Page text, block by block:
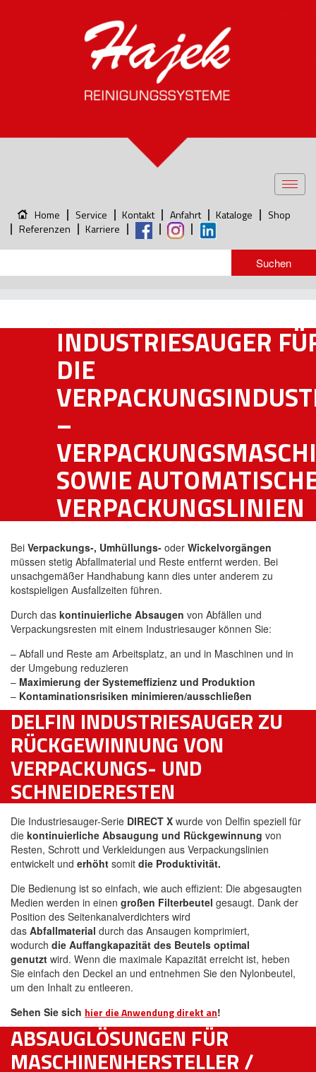
Home Service Kontakt Anfahrt Kataloge
Shop
Referenzen
Karriere
INDUSTRIESAUGER
DIE
–
SOWIE
VERPACKUNGSLINIEN
Bei Verpackungs-, Umhüllungs- oder Wickelvorgängen
müssen stetig Abfallmaterial und Reste entfernt werden. Bei
unsachgemäßer Handhabung kann dies unter anderem zu
kostspieligen Ausfallzeiten führen.
Durch das kontinuierliche Absaugen von Abfällen und
Verpackungsresten mit einem Industriesauger können Sie:
– Abfall und Reste am Arbeitsplatz, an und in Maschinen und in
der Umgebung reduzieren
– Maximierung der Systemeffizienz und Produktion
– Kontaminationsrisiken minimieren/ausschließen
DELFIN INDUSTRIESAUGER ZU
RÜCKGEWINNUNG VON
VERPACKUNGS- UND
SCHNEIDERESTEN
Die Industriesauger-Serie DIRECT X wurde von Delfin speziell für
die kontinuierliche Absaugung und Rückgewinnung von
Resten, Schrott und Verkleidungen aus Verpackungslinien
entwickelt und erhöht somit die Produktivität.
Die Bedienung ist so einfach, wie auch effizient: Die abgesaugten
Medien werden in einen großen Filterbeutel gesaugt. Dank der
Position des Seitenkanalverdichters wird
das Abfallmaterial durch das Ansaugen komprimiert,
wodurch die Auffangkapazität des Beutels optimal
genutzt wird. Wenn die maximale Kapazität erreicht ist, heben
Sie einfach den Deckel an und entnehmen Sie den Nylonbeutel,
um den Inhalt zu entleeren.
Sehen Sie sich hier die Anwendung direkt an!
ABSAUGLÖSUNGEN FÜR
MASCHINENHERSTELLER /